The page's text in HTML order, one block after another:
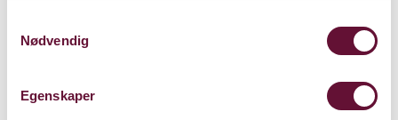
Nødvendig
Egenskaper
1337 Sandvika
Kart